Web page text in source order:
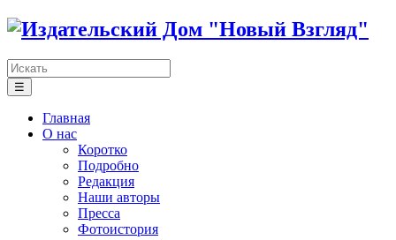
☰
Главная
О нас
Коротко
Подробно
Редакция
Наши авторы
Пресса
Фотоистория